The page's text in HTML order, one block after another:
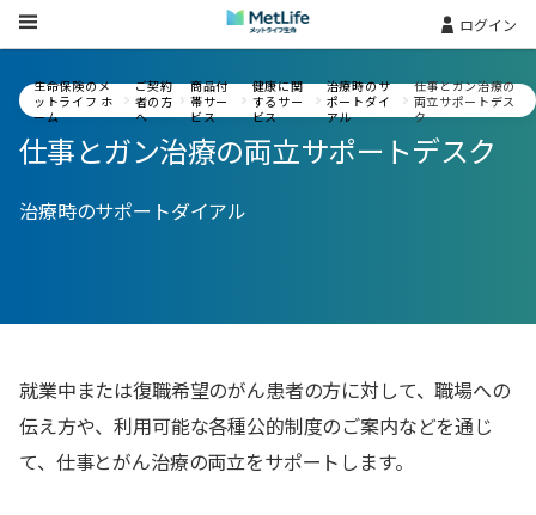
Skip Navigation ログイン
生命保険のメ
ットライフ ホ
ーム
ご契約
者の方
へ
商品付
帯サー
ビス
健康に関
するサー
ビス
治療時のサ
ポートダイ
アル
仕事とガン治療の
両立サポートデス
ク
仕事とガン治療の両立サポートデスク
治療時のサポートダイアル
就業中または復職希望のがん患者の方に対して、職場への
伝え方や、利用可能な各種公的制度のご案内などを通じ
て、仕事とがん治療の両立をサポートします。